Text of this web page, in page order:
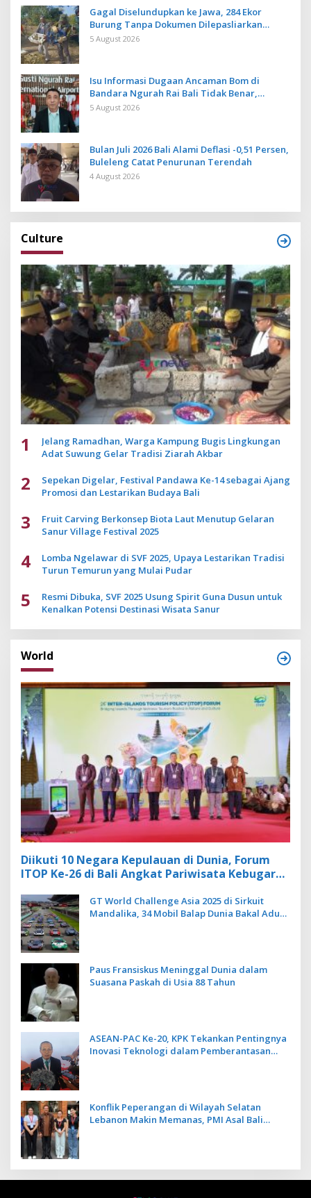
Gagal Diselundupkan ke Jawa, 284 Ekor
Burung Tanpa Dokumen Dilepasliarkan
Cegah Ancaman Penyakit
5 August 2026
Isu Informasi Dugaan Ancaman Bom di
Bandara Ngurah Rai Bali Tidak Benar,
Operasional Penerbangan Lancar
5 August 2026
Bulan Juli 2026 Bali Alami Deflasi -0,51 Persen,
Buleleng Catat Penurunan Terendah
4 August 2026
Culture
1
Jelang Ramadhan, Warga Kampung Bugis Lingkungan
Adat Suwung Gelar Tradisi Ziarah Akbar
2
Sepekan Digelar, Festival Pandawa Ke-14 sebagai Ajang
Promosi dan Lestarikan Budaya Bali
3
Fruit Carving Berkonsep Biota Laut Menutup Gelaran
Sanur Village Festival 2025
4
Lomba Ngelawar di SVF 2025, Upaya Lestarikan Tradisi
Turun Temurun yang Mulai Pudar
5
Resmi Dibuka, SVF 2025 Usung Spirit Guna Dusun untuk
Kenalkan Potensi Destinasi Wisata Sanur
World
Diikuti 10 Negara Kepulauan di Dunia, Forum
ITOP Ke-26 di Bali Angkat Pariwisata Kebugaran
GT World Challenge Asia 2025 di Sirkuit
Mandalika, 34 Mobil Balap Dunia Bakal Adu
Paus Fransiskus Meninggal Dunia dalam
Suasana Paskah di Usia 88 Tahun
ASEAN-PAC Ke-20, KPK Tekankan Pentingnya
Inovasi Teknologi dalam Pemberantasan
Konflik Peperangan di Wilayah Selatan
Lebanon Makin Memanas, PMI Asal Bali